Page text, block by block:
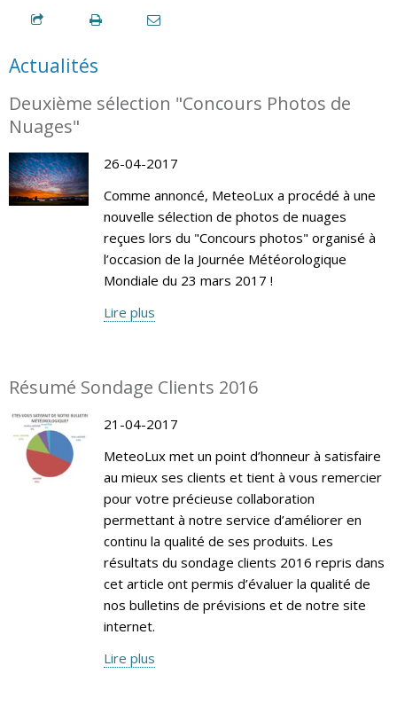
Actualités
Deuxième sélection "Concours Photos de
Nuages"
26-04-2017
Comme annoncé, MeteoLux a procédé à une
nouvelle sélection de photos de nuages
reçues lors du "Concours photos" organisé à
l’occasion de la Journée Météorologique
Mondiale du 23 mars 2017 !
Lire plus
Résumé Sondage Clients 2016
21-04-2017
MeteoLux met un point d’honneur à satisfaire
au mieux ses clients et tient à vous remercier
pour votre précieuse collaboration
permettant à notre service d’améliorer en
continu la qualité de ses produits. Les
résultats du sondage clients 2016 repris dans
cet article ont permis d’évaluer la qualité de
nos bulletins de prévisions et de notre site
internet.
Lire plus